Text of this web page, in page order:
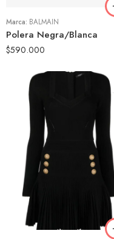
Marca: BALMAIN
Polera Negra/Blanca
$590.000